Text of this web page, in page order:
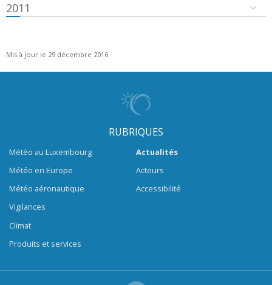
2011
Mis à jour le 29 décembre 2016
RUBRIQUES
Météo au Luxembourg
Météo en Europe
Météo aéronautique
Vigilances
Climat
Produits et services
Actualités
Acteurs
Accessibilité